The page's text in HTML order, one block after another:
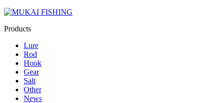
Products
Lure
Rod
Hook
Gear
Salt
Other
News